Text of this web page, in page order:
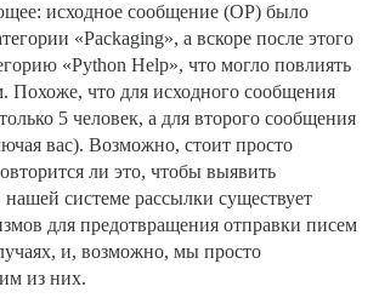
исходное сообщение (OP) было
«Packaging», а вскоре после этого
«Python Help», что могло повлиять
Похоже, что для исходного сообщения
5 человек, а для второго сообщения
вас). Возможно, стоит просто
ли это, чтобы выявить
системе рассылки существует
для предотвращения отправки писем
и, возможно, мы просто
из них.